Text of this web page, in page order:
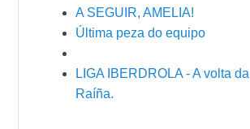
A SEGUIR, AMELIA!
Última peza do equipo
LIGA IBERDROLA - A volta
Raíña.